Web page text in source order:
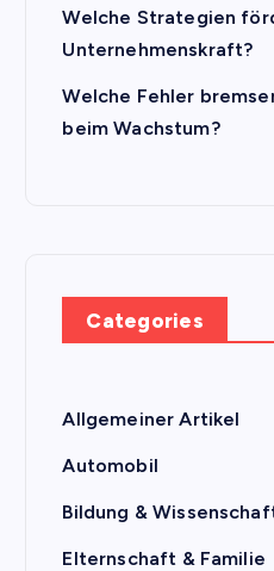
Welche Strategien
Unternehmenskraft?
Welche Fehler
beim Wachstum?
Categories
Allgemeiner Artikel
Automobil
Bildung &
Elternschaft & Familie